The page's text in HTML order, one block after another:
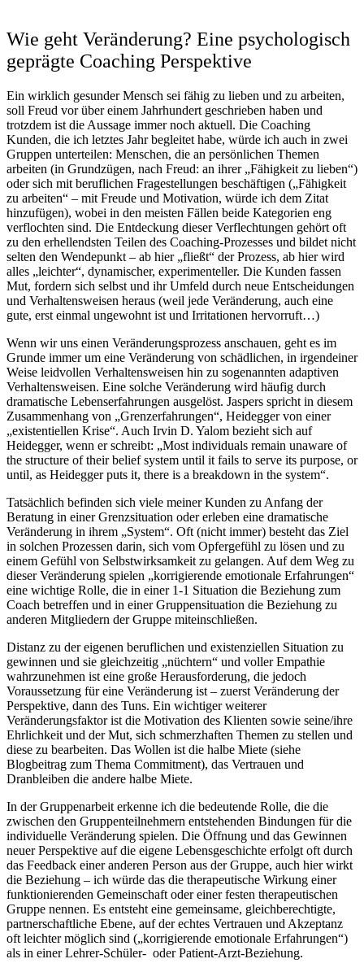
Wie geht Veränderung? Eine psychologisch
geprägte Coaching Perspektive
Ein wirklich gesunder Mensch sei fähig zu lieben und zu arbeiten,
soll Freud vor über einem Jahrhundert geschrieben haben und
trotzdem ist die Aussage immer noch aktuell. Die Coaching
Kunden, die ich letztes Jahr begleitet habe, würde ich auch in zwei
Gruppen unterteilen: Menschen, die an persönlichen Themen
arbeiten (in Grundzügen, nach Freud: an ihrer „Fähigkeit zu lieben“)
oder sich mit beruflichen Fragestellungen beschäftigen („Fähigkeit
zu arbeiten“ – mit Freude und Motivation, würde ich dem Zitat
hinzufügen), wobei in den meisten Fällen beide Kategorien eng
verflochten sind. Die Entdeckung dieser Verflechtungen gehört oft
zu den erhellendsten Teilen des Coaching-Prozesses und bildet nicht
selten den Wendepunkt – ab hier „fließt“ der Prozess, ab hier wird
alles „leichter“, dynamischer, experimenteller. Die Kunden fassen
Mut, fordern sich selbst und ihr Umfeld durch neue Entscheidungen
und Verhaltensweisen heraus (weil jede Veränderung, auch eine
gute, erst einmal ungewohnt ist und Irritationen hervorruft…)
Wenn wir uns einen Veränderungsprozess anschauen, geht es im
Grunde immer um eine Veränderung von schädlichen, in irgendeiner
Weise leidvollen Verhaltensweisen hin zu sogenannten adaptiven
Verhaltensweisen. Eine solche Veränderung wird häufig durch
dramatische Lebenserfahrungen ausgelöst. Jaspers spricht in diesem
Zusammenhang von „Grenzerfahrungen“, Heidegger von einer
„existentiellen Krise“. Auch Irvin D. Yalom bezieht sich auf
Heidegger, wenn er schreibt: „Most individuals remain unaware of
the structure of their belief system until it fails to serve its purpose, or
until, as Heidegger puts it, there is a breakdown in the system“.
Tatsächlich befinden sich viele meiner Kunden zu Anfang der
Beratung in einer Grenzsituation oder erleben eine dramatische
Veränderung in ihrem „System“. Oft (nicht immer) besteht das Ziel
in solchen Prozessen darin, sich vom Opfergefühl zu lösen und zu
einem Gefühl von Selbstwirksamkeit zu gelangen. Auf dem Weg zu
dieser Veränderung spielen „korrigierende emotionale Erfahrungen“
eine wichtige Rolle, die in einer 1-1 Situation die Beziehung zum
Coach betreffen und in einer Gruppensituation die Beziehung zu
anderen Mitgliedern der Gruppe miteinschließen.
Distanz zu der eigenen beruflichen und existenziellen Situation zu
gewinnen und sie gleichzeitig „nüchtern“ und voller Empathie
wahrzunehmen ist eine große Herausforderung, die jedoch
Voraussetzung für eine Veränderung ist – zuerst Veränderung der
Perspektive, dann des Tuns. Ein wichtiger weiterer
Veränderungsfaktor ist die Motivation des Klienten sowie seine/ihre
Ehrlichkeit und der Mut, sich schmerzhaften Themen zu stellen und
diese zu bearbeiten. Das Wollen ist die halbe Miete (siehe
Blogbeitrag zum Thema Commitment), das Vertrauen und
Dranbleiben die andere halbe Miete.
In der Gruppenarbeit erkenne ich die bedeutende Rolle, die die
zwischen den Gruppenteilnehmern entstehenden Bindungen für die
individuelle Veränderung spielen. Die Öffnung und das Gewinnen
neuer Perspektive auf die eigene Lebensgeschichte erfolgt oft durch
das Feedback einer anderen Person aus der Gruppe, auch hier wirkt
die Beziehung – ich würde das die therapeutische Wirkung einer
funktionierenden Gemeinschaft oder einer festen therapeutischen
Gruppe nennen. Es entsteht eine gemeinsame, gleichberechtigte,
partnerschaftliche Ebene, auf der echtes Vertrauen und Akzeptanz
oft leichter möglich sind („korrigierende emotionale Erfahrungen“)
als in einer Lehrer-Schüler- oder Patient-Arzt-Beziehung.